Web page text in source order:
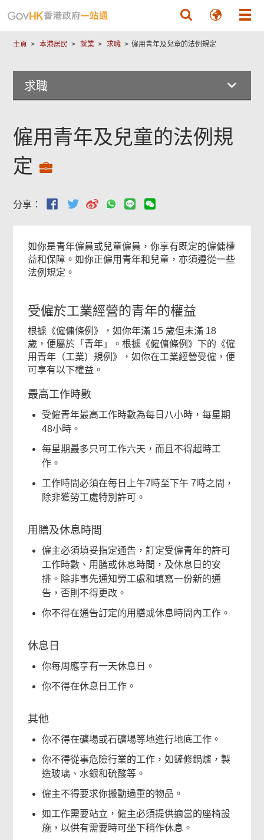
主頁 本港居民 就業 求職 僱用青年及兒童的法例規定
求職
僱用青年及兒童的法例規
定
分享：
如你是青年僱員或兒童僱員，你享有既定的僱傭權
益和保障。如你正僱用青年和兒童，亦須遵從一些
法例規定。
受僱於工業經營的青年的權益
根據《僱傭條例》，如你年滿 15 歲但未滿 18
歲，便屬於「青年」。根據《僱傭條例》下的《僱
用青年（工業）規例》，如你在工業經營受僱，便
可享有以下權益。
最高工作時數
受僱青年最高工作時數為每日八小時，每星期
48小時。
每星期最多只可工作六天，而且不得超時工
作。
工作時間必須在每日上午7時至下午 7時之間，
除非獲勞工處特別許可。
用膳及休息時間
僱主必須填妥指定通告，訂定受僱青年的許可
工作時數、用膳或休息時間，及休息日的安
排。除非事先通知勞工處和填寫一份新的通
告，否則不得更改。
你不得在通告訂定的用膳或休息時間內工作。
休息日
你每周應享有一天休息日。
你不得在休息日工作。
其他
你不得在礦場或石礦場等地進行地底工作。
你不得從事危險行業的工作，如鏟修鍋爐，製
造玻璃、水銀和硫酸等。
僱主不得要求你搬動過重的物品。
如工作需要站立，僱主必須提供適當的座椅設
施，以供有需要時可坐下稍作休息。